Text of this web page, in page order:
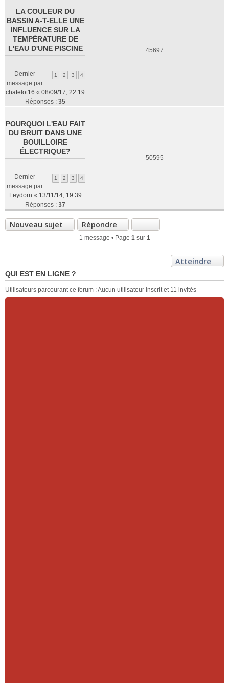
LA COULEUR DU
BASSIN A-T-ELLE UNE
INFLUENCE SUR LA
TEMPÉRATURE DE
L'EAU D'UNE PISCINE
1 2 3 4
Dernier
message par
chatelot16 « 08/09/17, 22:19
Réponses : 35
45697
POURQUOI L'EAU FAIT
DU BRUIT DANS UNE
BOUILLOIRE
ÉLECTRIQUE?
1 2 3 4
Dernier
message par
Leydorn « 13/11/14, 19:39
Réponses : 37
50595
Nouveau sujet Répondre
1 message • Page 1sur 1
Atteindre
QUI EST EN LIGNE ?
Utilisateurs parcourant ce forum : Aucun utilisateur inscrit et 11 invités